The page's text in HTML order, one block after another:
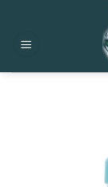
contenu